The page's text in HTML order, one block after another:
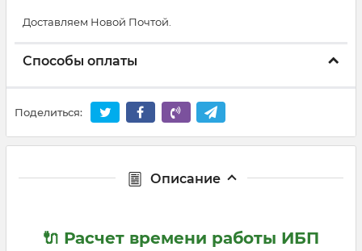
Доставляем Новой Почтой.
Способы оплаты
Поделиться:
Описание
🔌 Расчет времени работы ИБП